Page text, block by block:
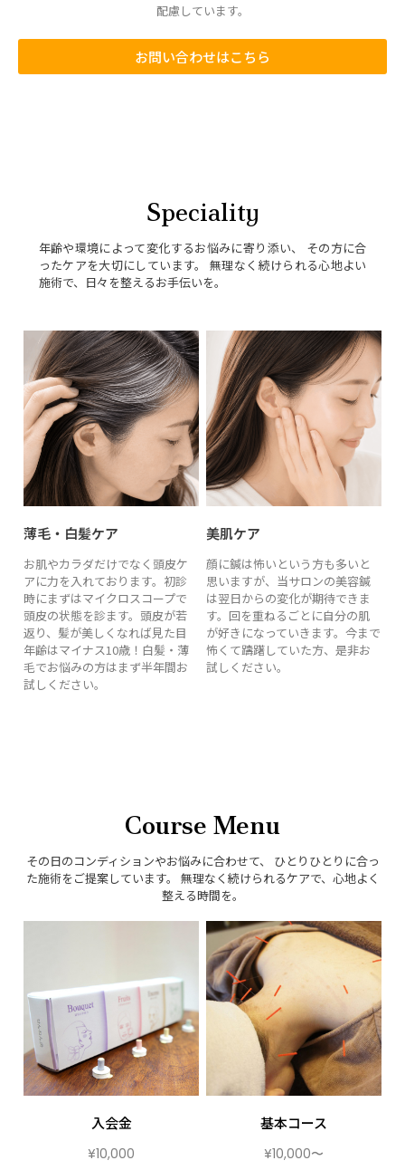
配慮しています。
お問い合わせはこちら
Speciality
年齢や環境によって変化するお悩みに寄り添い、 その方に合
ったケアを大切にしています。 無理なく続けられる心地よい
施術で、日々を整えるお手伝いを。
薄毛・白髪ケア
お肌やカラダだけでなく頭皮ケ
アに力を入れております。初診
時にまずはマイクロスコープで
頭皮の状態を診ます。頭皮が若
返り、髪が美しくなれば見た目
年齢はマイナス10歳！白髪・薄
毛でお悩みの方はまず半年間お
試しください。
美肌ケア
顔に鍼は怖いという方も多いと
思いますが、当サロンの美容鍼
は翌日からの変化が期待できま
す。回を重ねるごとに自分の肌
が好きになっていきます。今まで
怖くて躊躇していた方、是非お
試しください。
Course Menu
その日のコンディションやお悩みに合わせて、 ひとりひとりに合っ
た施術をご提案しています。 無理なく続けられるケアで、心地よく
整える時間を。
入会金
¥10,000
基本コース
¥10,000〜